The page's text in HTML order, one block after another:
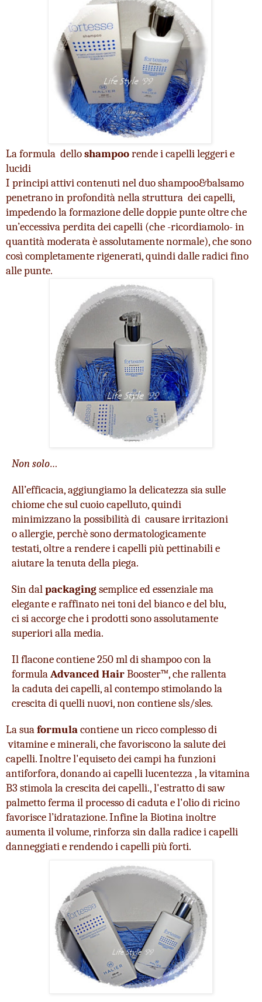
La formula  dello shampoo rende i capelli leggeri e
lucidi
I principi attivi contenuti nel duo shampoo&balsamo
penetrano in profondità nella struttura  dei capelli,
impedendo la formazione delle doppie punte oltre che
un’eccessiva perdita dei capelli (che -ricordiamolo- in
quantità moderata è assolutamente normale), che sono
così completamente rigenerati, quindi dalle radici fino
alle punte.
Non solo…
All’efficacia, aggiungiamo la delicatezza sia sulle
chiome che sul cuoio capelluto, quindi
minimizzano la possibilità di  causare irritazioni
o allergie, perchè sono dermatologicamente
testati, oltre a rendere i capelli più pettinabili e
aiutare la tenuta della piega.
Sin dal packaging semplice ed essenziale ma
elegante e raffinato nei toni del bianco e del blu,
ci si accorge che i prodotti sono assolutamente
superiori alla media.
Il flacone contiene 250 ml di shampoo con la
formula Advanced Hair Booster™, che rallenta
la caduta dei capelli, al contempo stimolando la
crescita di quelli nuovi, non contiene sls/sles.
La sua formula contiene un ricco complesso di
vitamine e minerali, che favoriscono la salute dei
capelli. Inoltre l'equiseto dei campi ha funzioni
antiforfora, donando ai capelli lucentezza , la vitamina
B3 stimola la crescita dei capelli., l'estratto di saw
palmetto ferma il processo di caduta e l'olio di ricino
favorisce l’idratazione. Infine la Biotina inoltre
aumenta il volume, rinforza sin dalla radice i capelli
danneggiati e rendendo i capelli più forti.